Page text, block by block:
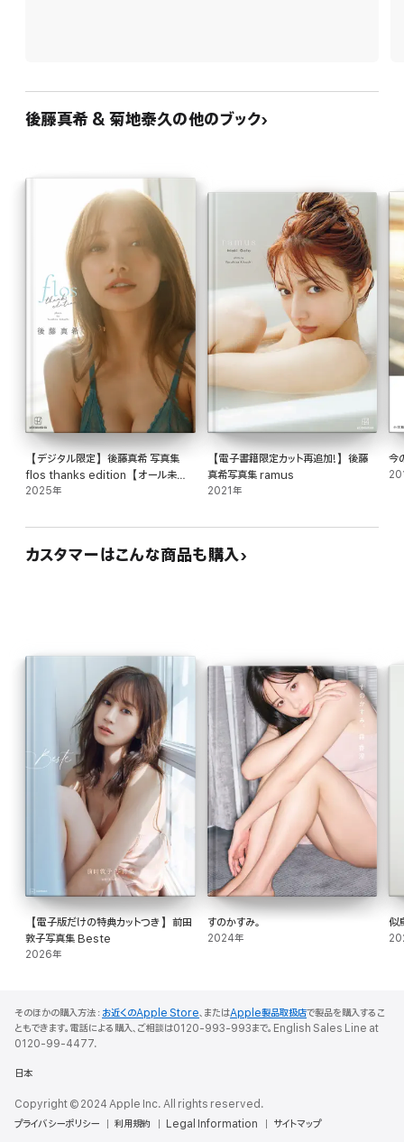
デビューから25周年の年に素敵な作品をつくれた事に感謝しています。
※この商品は紙の書籍のページを画像にした電子書籍です。文字だけを拡大する
後藤真希 & 菊地泰久の他のブック
【デジタル限定】後藤真希 写真集
flos thanks edition【オール未公
開 特別編】
2025年
【電子書籍限定カット再追加!】後藤
真希写真集 ramus
2021年
今
カスタマーはこんな商品も購入
【電子版だけの特典カットつき】前田
敦子写真集 Beste
2026年
すのかすみ。
2024年
似
そのほかの購入方法： お近くのApple Store、またはApple製品取扱店で製品を購入するこ
ともできます。電話による購入、ご相談は0120-993-993まで。English Sales Line at
0120-99-4477.
日本
Copyright © 2024 Apple Inc. All rights reserved.
プライバシーポリシー
利用規約 Legal Information サイトマップ